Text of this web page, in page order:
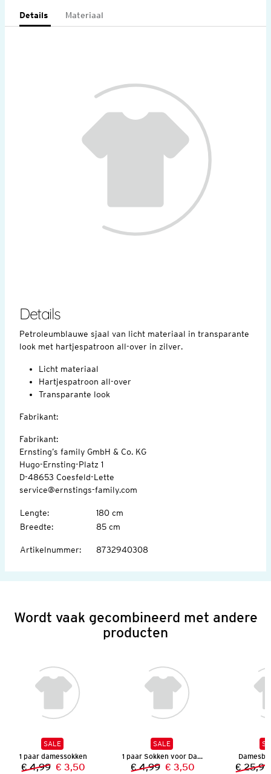
Details Materiaal
Details
Petroleumblauwe sjaal van licht materiaal in transparante
look met hartjespatroon all-over in zilver.
Licht materiaal
Hartjespatroon all-over
Transparante look
Fabrikant:
Fabrikant:
Ernsting’s family GmbH & Co. KG
Hugo-Ernsting-Platz 1
D-48653 Coesfeld-Lette
service@ernstings-family.com
Lengte:
180 cm
Breedte: 85 cm
Artikelnummer: 8732940308
Wordt vaak gecombineerd met andere
producten
SALE
1 paar damessokken
Vorige prijs:
€ 4,99 Nieuwe prijs:
€ 3,50
SALE
1 paar Sokken voor Dames
Vorige prijs:
€ 4,99 Nieuwe prijs:
€ 3,50 € 25,99